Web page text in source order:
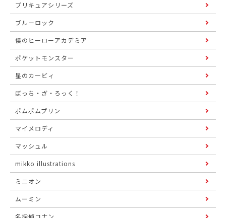
プリキュアシリーズ
ブルーロック
僕のヒーローアカデミア
ポケットモンスター
星のカービィ
ぼっち・ざ・ろっく！
ポムポムプリン
マイメロディ
マッシュル
mikko illustrations
ミニオン
ムーミン
名探偵コナン